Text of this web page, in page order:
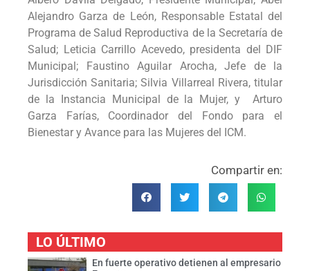
Alejandro Garza de León, Responsable Estatal del
Programa de Salud Reproductiva de la Secretaría de
Salud; Leticia Carrillo Acevedo, presidenta del DIF
Municipal; Faustino Aguilar Arocha, Jefe de la
Jurisdicción Sanitaria; Silvia Villarreal Rivera, titular
de la Instancia Municipal de la Mujer, y Arturo
Garza Farías, Coordinador del Fondo para el
Bienestar y Avance para las Mujeres del ICM.
Compartir en:
LO ÚLTIMO
En fuerte operativo detienen al empresario